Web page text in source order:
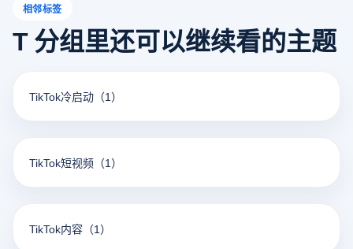
相邻标签
T 分组里还可以继续看的主题
TikTok冷启动 （1）
TikTok短视频 （1）
TikTok内容 （1）